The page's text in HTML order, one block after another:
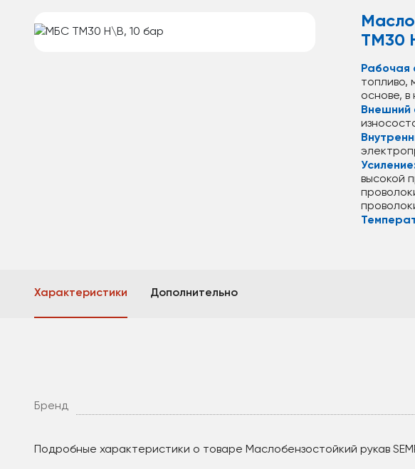
TM30
Рабочая
топливо,
основе,
Внешний
высокой
Характеристики Дополнительно
Бренд
Подробные характеристики о товаре Маслобензостойкий рукав